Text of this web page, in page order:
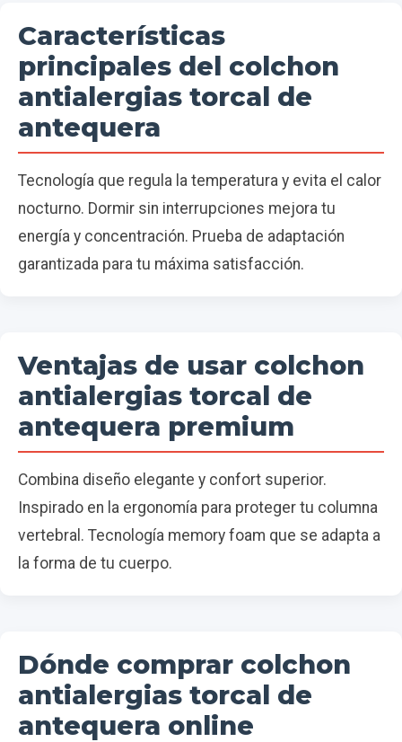
Características
principales del colchon
antialergias torcal de
antequera
Tecnología que regula la temperatura y evita el calor
nocturno. Dormir sin interrupciones mejora tu
energía y concentración. Prueba de adaptación
garantizada para tu máxima satisfacción.
Ventajas de usar colchon
antialergias torcal de
antequera premium
Combina diseño elegante y confort superior.
Inspirado en la ergonomía para proteger tu columna
vertebral. Tecnología memory foam que se adapta a
la forma de tu cuerpo.
Dónde comprar colchon
antialergias torcal de
antequera online